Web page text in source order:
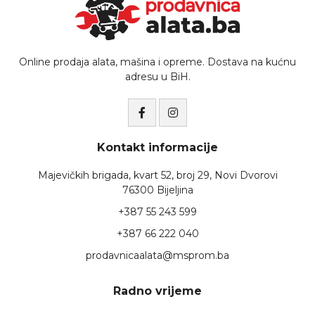
Online prodaja alata, mašina i opreme. Dostava na kućnu
adresu u BiH.
Kontakt informacije
Majevičkih brigada, kvart 52, broj 29, Novi Dvorovi
76300 Bijeljina
+387 55 243 599
+387 66 222 040
prodavnicaalata@msprom.ba
Radno vrijeme